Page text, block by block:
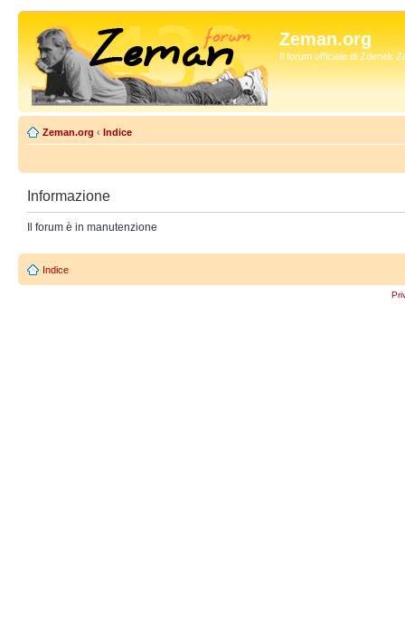
Zeman.org
Il forum ufficiale di Zdenek
Zeman.org ‹ Indice
Informazione
Il forum è in manutenzione
Indice